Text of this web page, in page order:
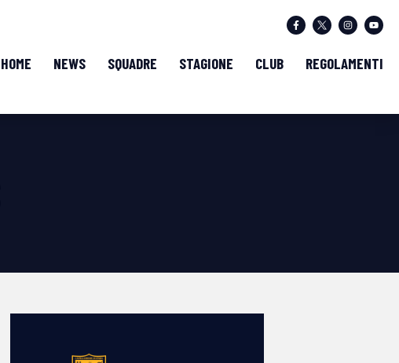
HOME NEWS SQUADRE STAGIONE CLUB REGOLAMENTI